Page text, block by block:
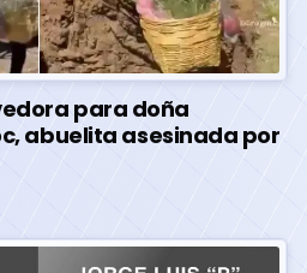
para doña
abuelita asesinada por